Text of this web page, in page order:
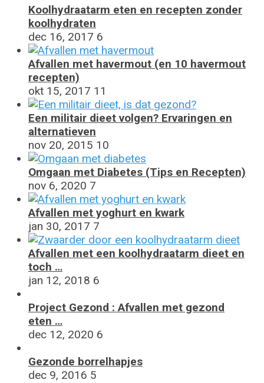
Koolhydraatarm eten en recepten zonder
koolhydraten
dec 16, 2017 6
Afvallen met havermout (en 10 havermout
recepten)
okt 15, 2017 11
Een militair dieet volgen? Ervaringen en
alternatieven
nov 20, 2015 10
Omgaan met Diabetes (Tips en Recepten)
nov 6, 2020 7
Afvallen met yoghurt en kwark
jan 30, 2017 7
Afvallen met een koolhydraatarm dieet en
toch …
jan 12, 2018 6
Project Gezond : Afvallen met gezond
eten …
dec 12, 2020 6
Gezonde borrelhapjes
dec 9, 2016 5